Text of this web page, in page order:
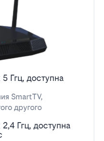
Ггц, доступна
SmartTV,
другого
Ггц, доступна